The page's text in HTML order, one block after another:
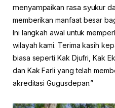
menyampaikan rasa syukur
memberikan manfaat besar
Ini langkah awal untuk
wilayah kami. Terima kasih
biasa seperti Kak Djufri, Kak
dan Kak Farli yang telah
akreditasi Gugusdepan.”